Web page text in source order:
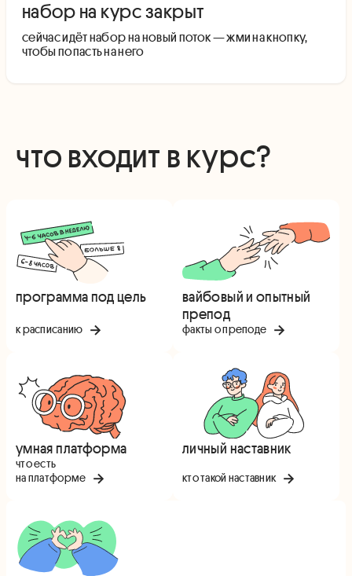
набор на курс закрыт
cейчас идёт набор на новый поток — жми на кнопку,
чтобы попасть на него
что входит в курс?
программа под цель
к расписанию
вайбовый и опытный
препод
факты о преподе
умная платформа
что есть
на платформе
личный наставник
кто такой наставник